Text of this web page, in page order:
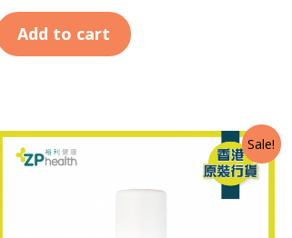
Add to cart
Sale!
Original
price
Current
price